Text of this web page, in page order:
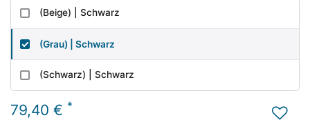
(Beige) | Schwarz
(Grau) | Schwarz
(Schwarz) | Schwarz
79,40 € *